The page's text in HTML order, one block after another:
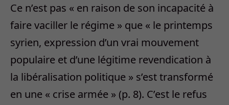
Ce n’est pas « en raison de son incapacité à
faire vaciller le régime » que « le printemps
syrien, expression d’un vrai mouvement
populaire et d’une légitime revendication à
la libéralisation politique » s’est transformé
en une « crise armée » (p. 8). C’est le refus